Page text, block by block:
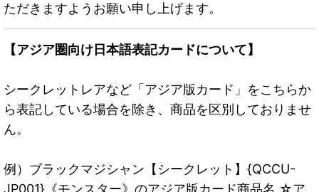
ただきますようお願い申し上げます。
【アジア圏向け日本語表記カードについて】
シークレットレアなど「アジア版カード」をこちらか
ら表記している場合を除き、商品を区別しておりませ
ん。
例）ブラックマジシャン【シークレット】{QCCU-
JP001}《モンスター》のアジア版カード商品名 ☆ア